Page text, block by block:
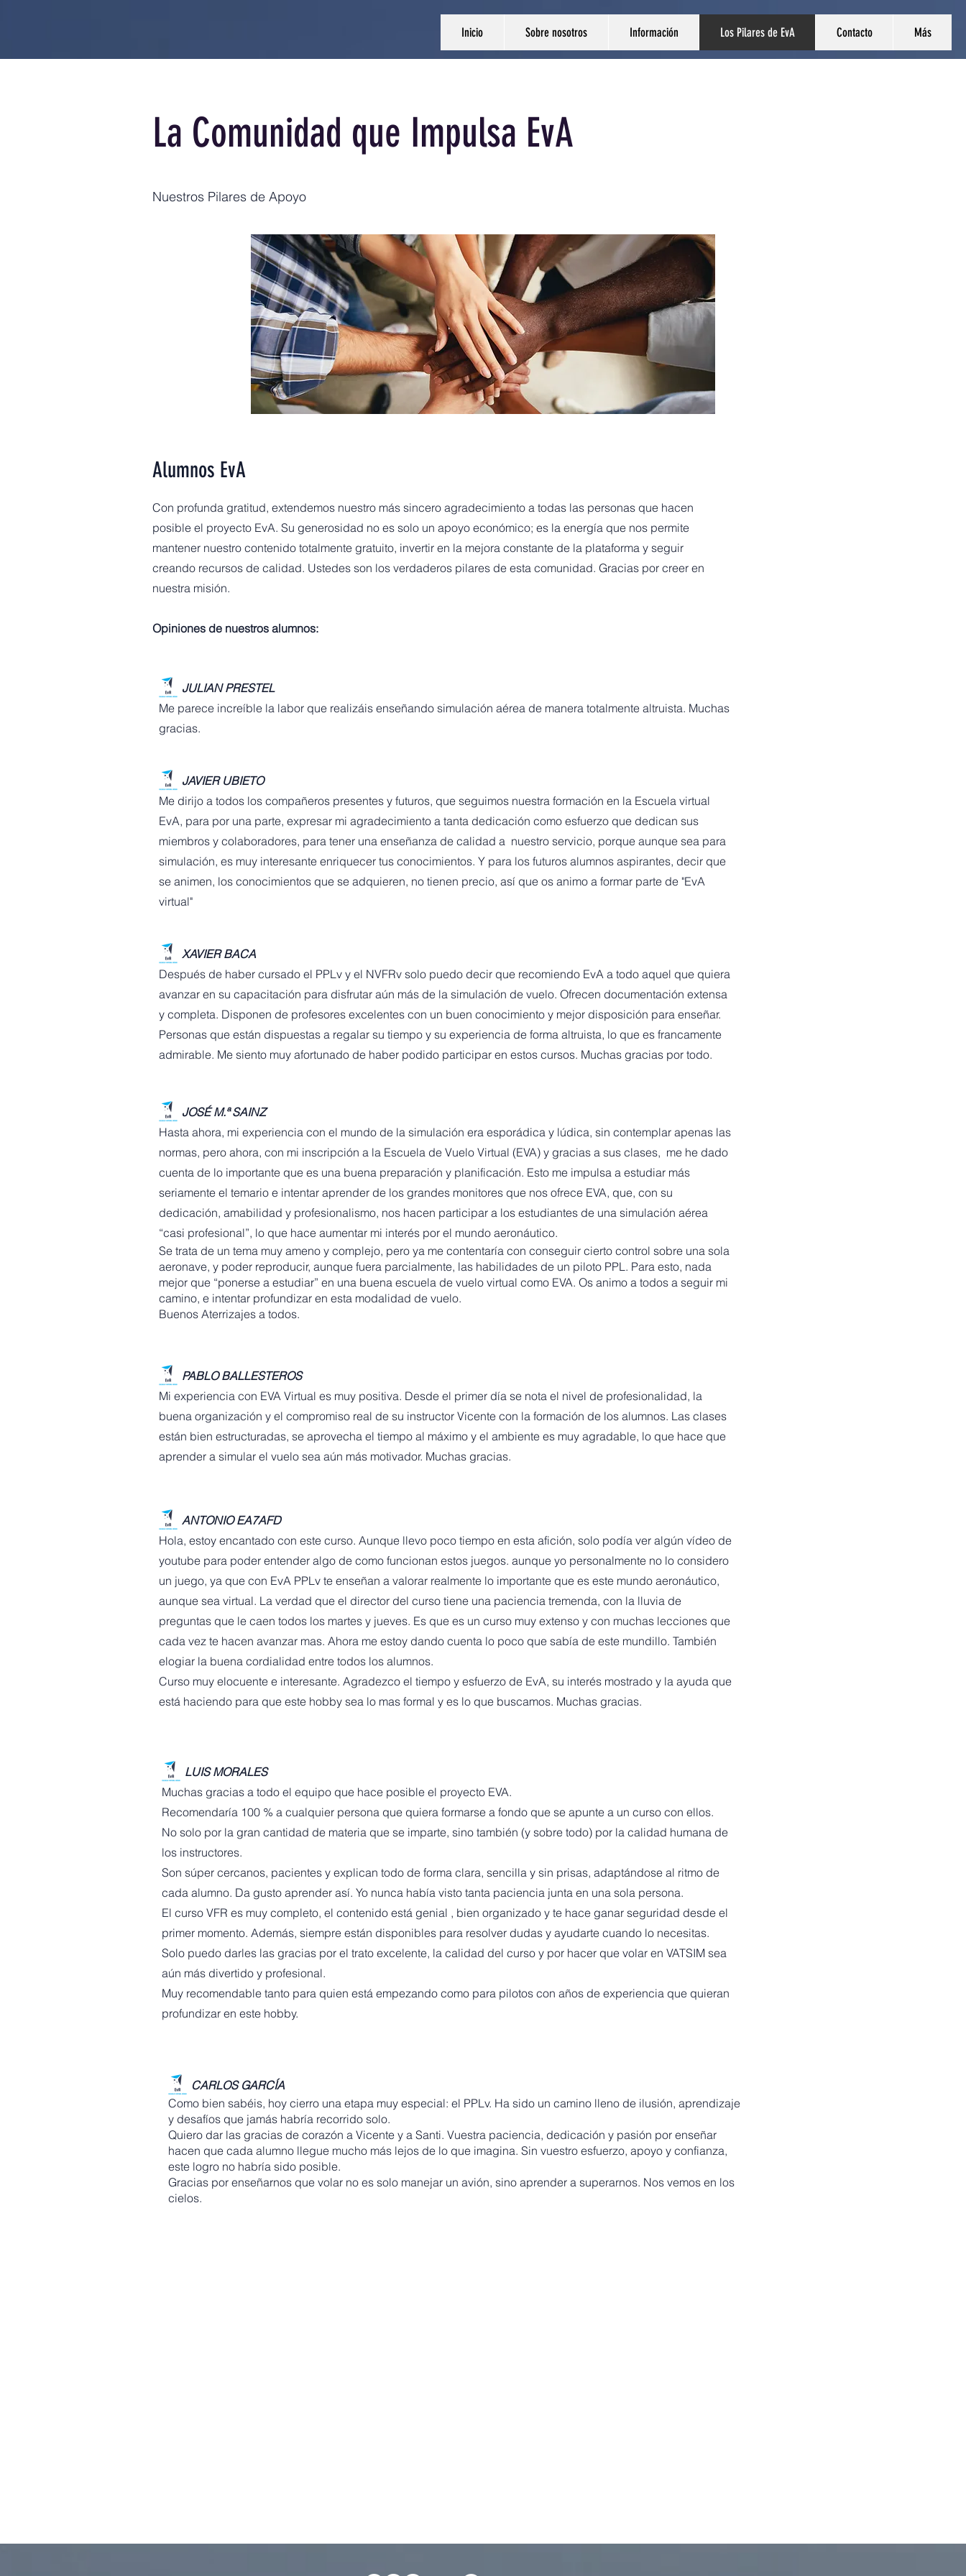
Inicio Sobre nosotros Información Los Pilares de EvA Contacto Más
La Comunidad que Impulsa EvA
Nuestros Pilares de Apoyo
Alumnos EvA
Con profunda gratitud, extendemos nuestro más sincero agradecimiento a todas las personas que hacen
posible el proyecto EvA. Su generosidad no es solo un apoyo económico; es la energía que nos permite
mantener nuestro contenido totalmente gratuito, invertir en la mejora constante de la plataforma y seguir
creando recursos de calidad. Ustedes son los verdaderos pilares de esta comunidad. Gracias por creer en
nuestra misión.
Opiniones de nuestros alumnos:
JULIAN PRESTEL
Me parece increíble la labor que realizáis enseñando simulación aérea de manera totalmente altruista. Muchas
gracias.
JAVIER UBIETO
Me dirijo a todos los compañeros presentes y futuros, que seguimos nuestra formación en la Escuela virtual
EvA, para por una parte, expresar mi agradecimiento a tanta dedicación como esfuerzo que dedican sus
miembros y colaboradores, para tener una enseñanza de calidad a nuestro servicio, porque aunque sea para
simulación, es muy interesante enriquecer tus conocimientos. Y para los futuros alumnos aspirantes, decir que
se animen, los conocimientos que se adquieren, no tienen precio, así que os animo a formar parte de "EvA
virtual"
XAVIER BACA
Después de haber cursado el PPLv y el NVFRv solo puedo decir que recomiendo EvA a todo aquel que quiera
avanzar en su capacitación para disfrutar aún más de la simulación de vuelo. Ofrecen documentación extensa
y completa. Disponen de profesores excelentes con un buen conocimiento y mejor disposición para enseñar.
Personas que están dispuestas a regalar su tiempo y su experiencia de forma altruista, lo que es francamente
admirable. Me siento muy afortunado de haber podido participar en estos cursos. Muchas gracias por todo.
JOSÉ M.ª SAINZ
Hasta ahora, mi experiencia con el mundo de la simulación era esporádica y lúdica, sin contemplar apenas las
normas, pero ahora, con mi inscripción a la Escuela de Vuelo Virtual (EVA) y gracias a sus clases, me he dado
cuenta de lo importante que es una buena preparación y planificación. Esto me impulsa a estudiar más
seriamente el temario e intentar aprender de los grandes monitores que nos ofrece EVA, que, con su
dedicación, amabilidad y profesionalismo, nos hacen participar a los estudiantes de una simulación aérea
“casi profesional”, lo que hace aumentar mi interés por el mundo aeronáutico.
Se trata de un tema muy ameno y complejo, pero ya me contentaría con conseguir cierto control sobre una sola
aeronave, y poder reproducir, aunque fuera parcialmente, las habilidades de un piloto PPL. Para esto, nada
mejor que “ponerse a estudiar” en una buena escuela de vuelo virtual como EVA. Os animo a todos a seguir mi
camino, e intentar profundizar en esta modalidad de vuelo.
Buenos Aterrizajes a todos.
PABLO BALLESTEROS
Mi experiencia con EVA Virtual es muy positiva. Desde el primer día se nota el nivel de profesionalidad, la
buena organización y el compromiso real de su instructor Vicente con la formación de los alumnos. Las clases
están bien estructuradas, se aprovecha el tiempo al máximo y el ambiente es muy agradable, lo que hace que
aprender a simular el vuelo sea aún más motivador. Muchas gracias.
ANTONIO EA7AFD
Hola, estoy encantado con este curso. Aunque llevo poco tiempo en esta afición, solo podía ver algún vídeo de
youtube para poder entender algo de como funcionan estos juegos. aunque yo personalmente no lo considero
un juego, ya que con EvA PPLv te enseñan a valorar realmente lo importante que es este mundo aeronáutico,
aunque sea virtual. La verdad que el director del curso tiene una paciencia tremenda, con la lluvia de
preguntas que le caen todos los martes y jueves. Es que es un curso muy extenso y con muchas lecciones que
cada vez te hacen avanzar mas. Ahora me estoy dando cuenta lo poco que sabía de este mundillo. También
elogiar la buena cordialidad entre todos los alumnos.
Curso muy elocuente e interesante. Agradezco el tiempo y esfuerzo de EvA, su interés mostrado y la ayuda que
está haciendo para que este hobby sea lo mas formal y es lo que buscamos. Muchas gracias.
LUIS MORALES
Muchas gracias a todo el equipo que hace posible el proyecto EVA.
Recomendaría 100 % a cualquier persona que quiera formarse a fondo que se apunte a un curso con ellos.
No solo por la gran cantidad de materia que se imparte, sino también (y sobre todo) por la calidad humana de
los instructores.
Son súper cercanos, pacientes y explican todo de forma clara, sencilla y sin prisas, adaptándose al ritmo de
cada alumno. Da gusto aprender así. Yo nunca había visto tanta paciencia junta en una sola persona.
El curso VFR es muy completo, el contenido está genial , bien organizado y te hace ganar seguridad desde el
primer momento. Además, siempre están disponibles para resolver dudas y ayudarte cuando lo necesitas.
Solo puedo darles las gracias por el trato excelente, la calidad del curso y por hacer que volar en VATSIM sea
aún más divertido y profesional.
Muy recomendable tanto para quien está empezando como para pilotos con años de experiencia que quieran
profundizar en este hobby.
CARLOS GARCÍA
Como bien sabéis, hoy cierro una etapa muy especial: el PPLv. Ha sido un camino lleno de ilusión, aprendizaje
y desafíos que jamás habría recorrido solo.
Quiero dar las gracias de corazón a Vicente⁩ y a Santi⁩. Vuestra paciencia, dedicación y pasión por enseñar
hacen que cada alumno llegue mucho más lejos de lo que imagina. Sin vuestro esfuerzo, apoyo y confianza,
este logro no habría sido posible.
Gracias por enseñarnos que volar no es solo manejar un avión, sino aprender a superarnos. Nos vemos en los
cielos.